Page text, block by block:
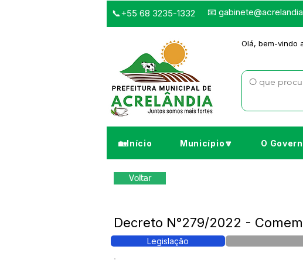
📞+55 68 3235-1332 📧
Olá, bem-vindo
🏡Início Município🔽 O
Voltar
Decreto N°279/2022 -
Legislação